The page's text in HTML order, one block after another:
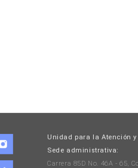
Unidad para la Atención
Sede administrativa:
Carrera 85D No. 46A - 65,